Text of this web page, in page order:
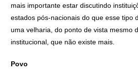
mais importante estar discutindo
estados pós-nacionais do que esse tipo
uma velharia, do ponto de vista mesmo
institucional, que não existe mais.
Povo